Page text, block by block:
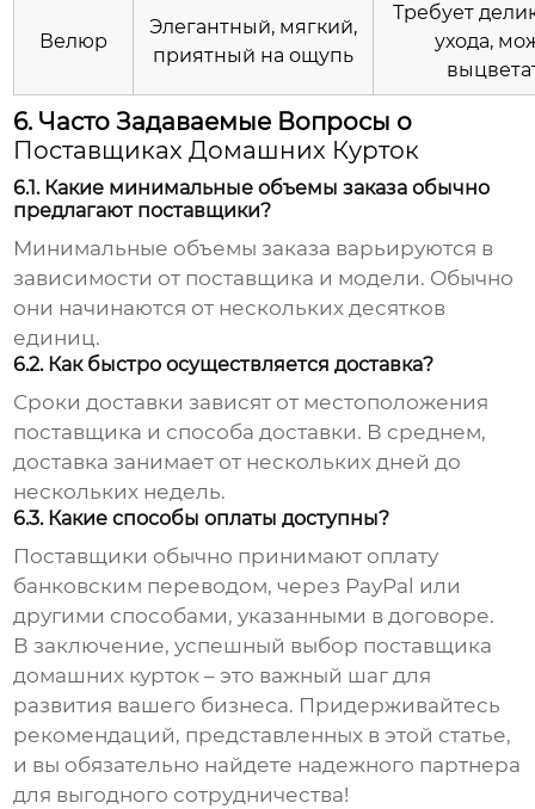
Велюр
Элегантный, мягкий,
приятный на ощупь
Требует
ухода,
6. Часто Задаваемые Вопросы о
Поставщиках Домашних Курток
6.1. Какие минимальные объемы заказа обычно
предлагают поставщики?
Минимальные объемы заказа варьируются в
зависимости от поставщика и модели. Обычно
они начинаются от нескольких десятков
единиц.
6.2. Как быстро осуществляется доставка?
Сроки доставки зависят от местоположения
поставщика и способа доставки. В среднем,
доставка занимает от нескольких дней до
нескольких недель.
6.3. Какие способы оплаты доступны?
Поставщики обычно принимают оплату
банковским переводом, через PayPal или
другими способами, указанными в договоре.
В заключение, успешный выбор поставщика
домашних курток – это важный шаг для
развития вашего бизнеса. Придерживайтесь
рекомендаций, представленных в этой статье,
и вы обязательно найдете надежного партнера
для выгодного сотрудничества!